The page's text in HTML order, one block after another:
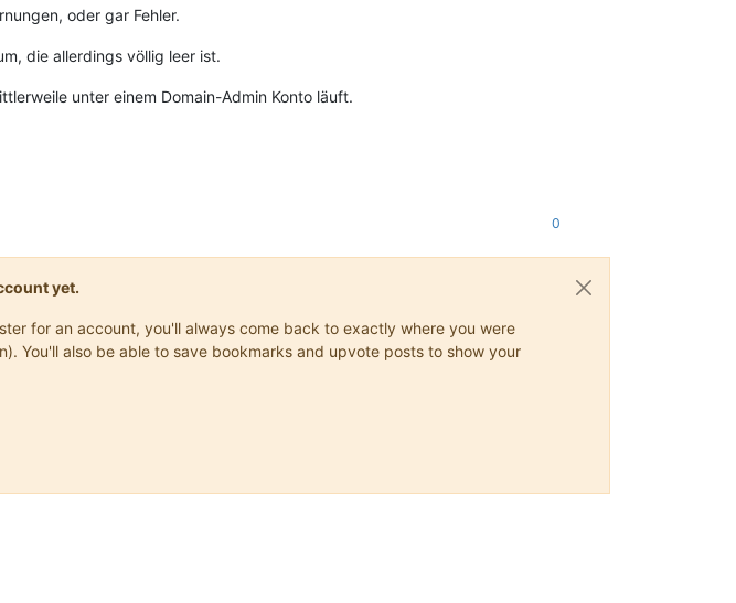
oder gar Fehler.
die allerdings völlig leer ist.
unter einem Domain-Admin Konto läuft.
0
yet.
for an account, you'll always come back to exactly where you were
You'll also be able to save bookmarks and upvote posts to show your